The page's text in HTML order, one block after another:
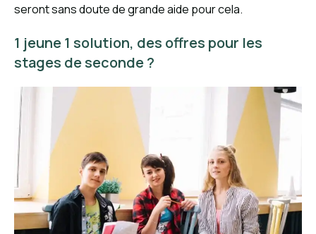
seront sans doute de grande aide pour cela.
1 jeune 1 solution, des offres pour les
stages de seconde ?